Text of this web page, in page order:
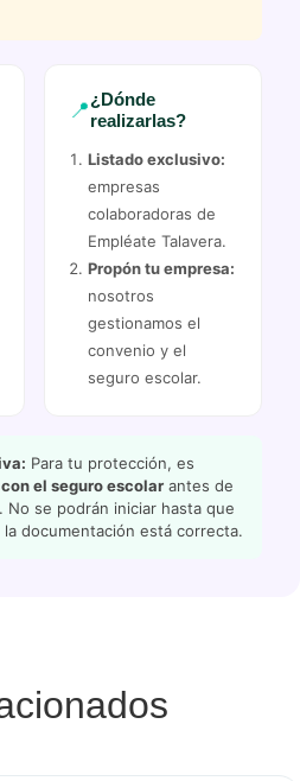
📍¿Dónde
realizarlas?
Listado exclusivo:
empresas
colaboradoras de
Empléate Talavera.
Propón tu empresa:
nosotros
gestionamos el
convenio y el
seguro escolar.
Para tu protección, es
el seguro escolar antes de
No se podrán iniciar hasta que
documentación está correcta.